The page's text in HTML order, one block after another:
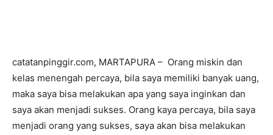
catatanpinggir.com, MARTAPURA – Orang miskin dan
kelas menengah percaya, bila saya memiliki banyak uang,
maka saya bisa melakukan apa yang saya inginkan dan
saya akan menjadi sukses. Orang kaya percaya, bila saya
menjadi orang yang sukses, saya akan bisa melakukan